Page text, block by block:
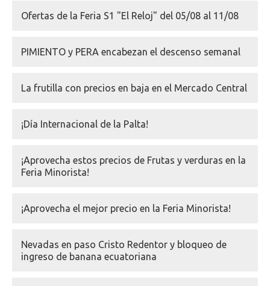
Ofertas de la Feria S1 "El Reloj" del 05/08 al 11/08
PIMIENTO y PERA encabezan el descenso semanal
La frutilla con precios en baja en el Mercado Central
¡Día Internacional de la Palta!
¡Aprovecha estos precios de Frutas y verduras en la
Feria Minorista!
¡Aprovecha el mejor precio en la Feria Minorista!
Nevadas en paso Cristo Redentor y bloqueo de
ingreso de banana ecuatoriana